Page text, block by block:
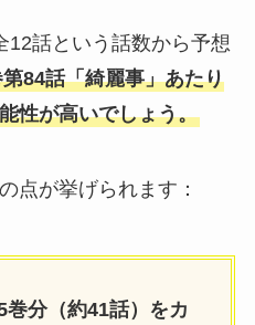
12話という話数から予想
84話「綺麗事」あたり
性が高いでしょう。
点が挙げられます：
分（約41話）をカ